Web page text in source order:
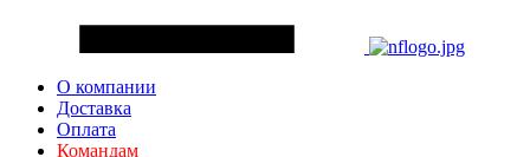
О компании
Доставка
Оплата
Командам